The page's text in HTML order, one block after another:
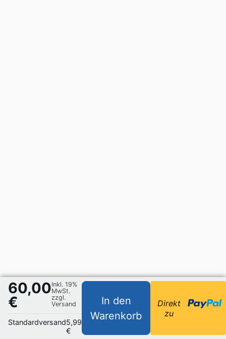
60,00
€
Inkl. 19%
MwSt.
zzgl.
Versand
Standardversand5,99
€
In den
Warenkorb
Direkt
zu